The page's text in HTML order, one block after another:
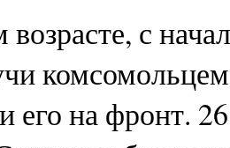
с
его на фронт.